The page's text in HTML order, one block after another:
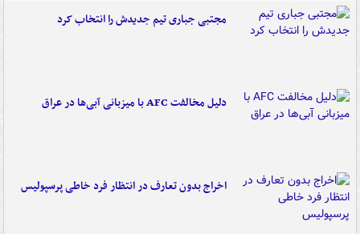
مجتبی جباری تیم جدیدش را انتخاب کرد
دلیل مخالفت AFC با میزبانی آبی‌ها در عراق
اخراج بدون تعارف در انتظار فرد خاطی پرسپولیس